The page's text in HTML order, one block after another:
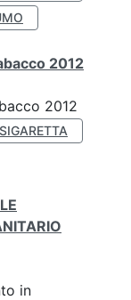
2012
2012
SIGARETTA
in